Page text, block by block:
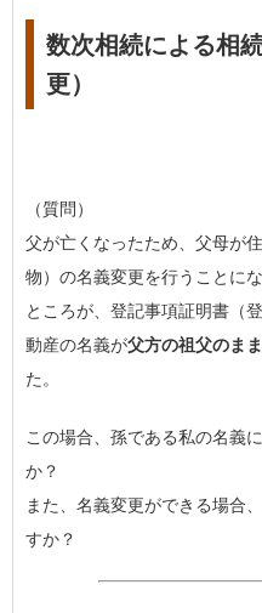
数次相続による相
更）
（質問）
父が亡くなったため、父母が
物）の名義変更を行うことにな
ところが、登記事項証明書（
動産の名義が父方の祖父のまま
た。
この場合、孫である私の名義
か？
また、名義変更ができる場合
すか？